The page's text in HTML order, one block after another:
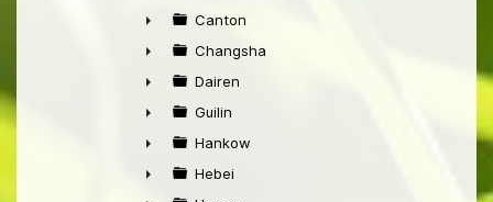
►
►
Canton
►
Changsha
►
Dairen
►
Guilin
►
Hankow
Hebei